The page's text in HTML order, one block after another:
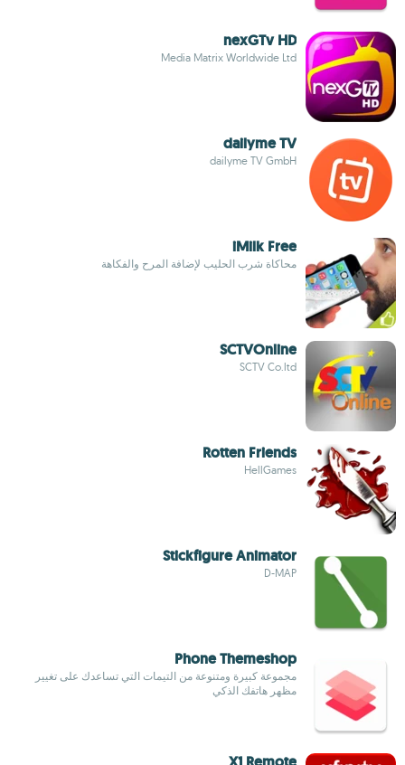
nexGTv HD
Media Matrix Worldwide Ltd
dailyme TV
dailyme TV GmbH
iMilk Free
محاكاة شرب الحليب لإضافة المرح والفكاهة
SCTVOnline
SCTV Co.ltd
Rotten Friends
HellGames
Stickfigure Animator
D-MAP
Phone Themeshop
مجموعة كبيرة ومتنوعة من التيمات التي تساعدك على تغيير
مظهر هاتفك الذكي